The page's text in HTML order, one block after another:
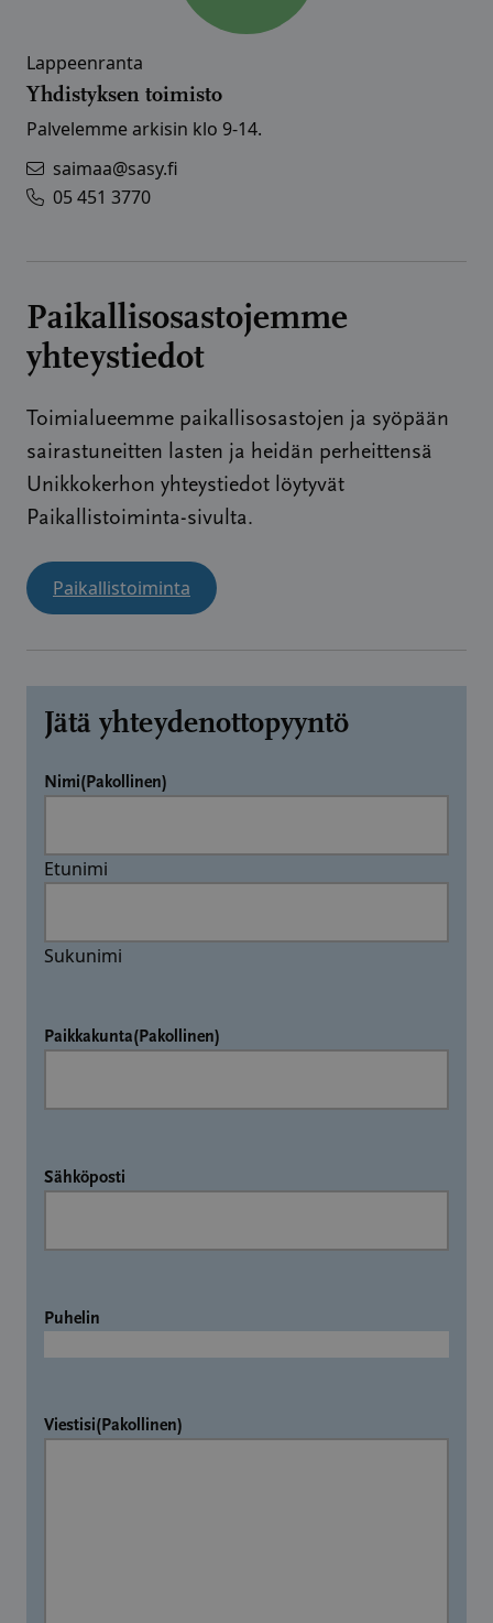
Lappeenranta
Yhdistyksen toimisto
Palvelemme arkisin klo 9-14.
saimaa@sasy.fi
05 451 3770
Paikallisosastojemme
yhteystiedot
Toimialueemme paikallisosastojen ja syöpään
sairastuneitten lasten ja heidän perheittensä
Unikkokerhon yhteystiedot löytyvät
Paikallistoiminta-sivulta.
Paikallistoiminta
Jätä yhteydenottopyyntö
Nimi(Pakollinen)
Etunimi
Sukunimi
Paikkakunta(Pakollinen)
Sähköposti
Puhelin
Viestisi(Pakollinen)